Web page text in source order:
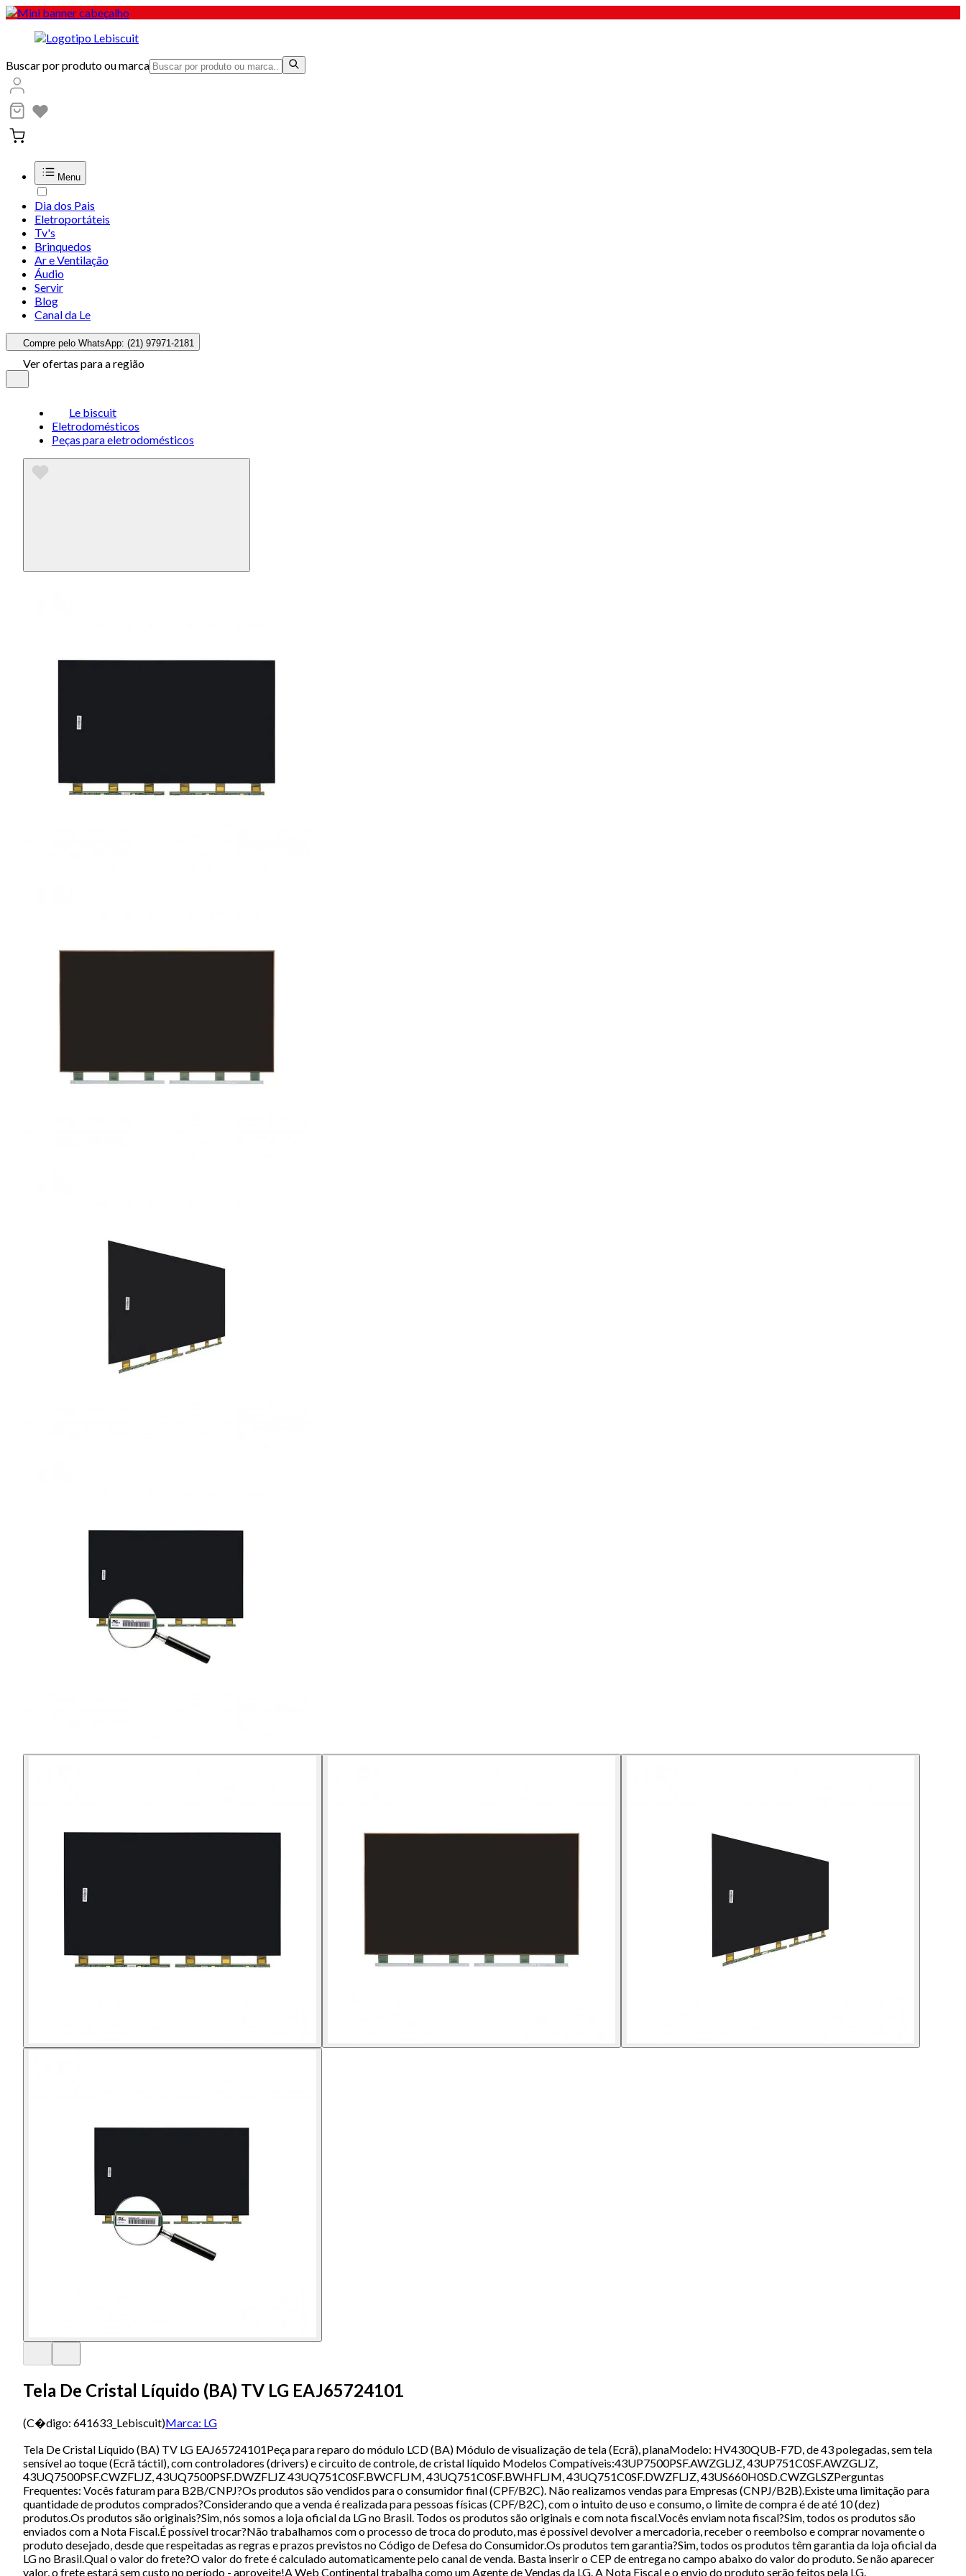
Buscar por produto ou marca
Menu
Dia dos Pais
Eletroportáteis
Tv's
Brinquedos
Ar e Ventilação
Áudio
Servir
Blog
Canal da Le
Compre pelo WhatsApp: (21) 97971-2181
Ver ofertas para a região
Le biscuit
Eletrodomésticos
Peças para eletrodomésticos
Tela De Cristal Líquido (BA) TV LG EAJ65724101
(C�digo: 641633_Lebiscuit)Marca: LG
Tela De Cristal Líquido (BA) TV LG EAJ65724101Peça para reparo do módulo LCD (BA) Módulo de visualização de tela (Ecrã), planaModelo: HV430QUB-F7D, de 43 polegadas, sem tela
sensível ao toque (Ecrã táctil), com controladores (drivers) e circuito de controle, de cristal líquido Modelos Compatíveis:43UP7500PSF.AWZGLJZ, 43UP751C0SF.AWZGLJZ,
43UQ7500PSF.CWZFLJZ, 43UQ7500PSF.DWZFLJZ 43UQ751C0SF.BWCFLJM, 43UQ751C0SF.BWHFLJM, 43UQ751C0SF.DWZFLJZ, 43US660H0SD.CWZGLSZPerguntas
Frequentes: Vocês faturam para B2B/CNPJ?Os produtos são vendidos para o consumidor final (CPF/B2C). Não realizamos vendas para Empresas (CNPJ/B2B).Existe uma limitação para
quantidade de produtos comprados?Considerando que a venda é realizada para pessoas físicas (CPF/B2C), com o intuito de uso e consumo, o limite de compra é de até 10 (dez)
produtos.Os produtos são originais?Sim, nós somos a loja oficial da LG no Brasil. Todos os produtos são originais e com nota fiscal.Vocês enviam nota fiscal?Sim, todos os produtos são
enviados com a Nota Fiscal.É possível trocar?Não trabalhamos com o processo de troca do produto, mas é possível devolver a mercadoria, receber o reembolso e comprar novamente o
produto desejado, desde que respeitadas as regras e prazos previstos no Código de Defesa do Consumidor.Os produtos tem garantia?Sim, todos os produtos têm garantia da loja oficial da
LG no Brasil.Qual o valor do frete?O valor do frete é calculado automaticamente pelo canal de venda. Basta inserir o CEP de entrega no campo abaixo do valor do produto. Se não aparecer
valor, o frete estará sem custo no período - aproveite!A Web Continental trabalha como um Agente de Vendas da LG. A Nota Fiscal e o envio do produto serão feitos pela LG.